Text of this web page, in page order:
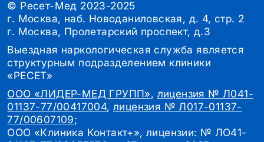
© Ресет-Мед 2023-2025
г. Москва, наб. Новоданиловская, д. 4, стр. 2
г. Москва, Пролетарский проспект, д.3
Выездная наркологическая служба является
структурным подразделением клиники
«РЕСЕТ»
ООО «ЛИДЕР-МЕД ГРУПП», лицензия № Л041-
01137-77/00417004, лицензия № Л017-01137-
77/00607109;
ООО «Клиника Контакт+», лицензии: № ЛО41-